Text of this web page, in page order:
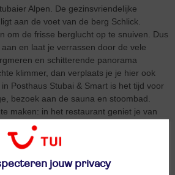
Alpen. De gezinsvriendelijke
aan de voet van de berg Schlick.
om de frisse berglucht op te snuiven. Dus
en laat je verrassen door de vele
en schitterende panorama
klimmer, dan verplaats je je hier ook
Posthaus Stubai & Smart is het tijd voor
bezoek aan de sauna en stoombad.
maken: in het restaurant geniet je van
gerechten. De volgende dag start je je dag
frisse duik in het zwembad. Wat ga je
jouw privacy